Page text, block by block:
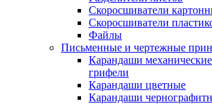
Скоросшиватели
Скоросшиватели
Файлы
Письменные и чертежные
Карандаши
грифели
Карандаши цветные
Карандаши